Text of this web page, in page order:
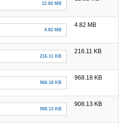
12.82 MB
4.82 MB
4.82 MB
216.11 KB
216.11 KB
968.18 KB
968.18 KB
908.13 KB
908.13 KB